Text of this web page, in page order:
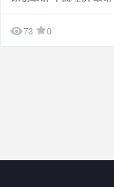
73 0